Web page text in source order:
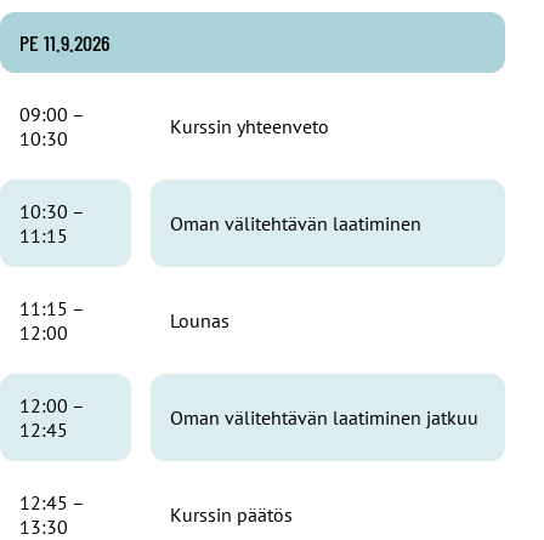
PE 11.9.2026
09:00 –
10:30
Kurssin yhteenveto
10:30 –
11:15
Oman välitehtävän laatiminen
11:15 –
12:00
Lounas
12:00 –
12:45
Oman välitehtävän laatiminen jatkuu
12:45 –
13:30
Kurssin päätös